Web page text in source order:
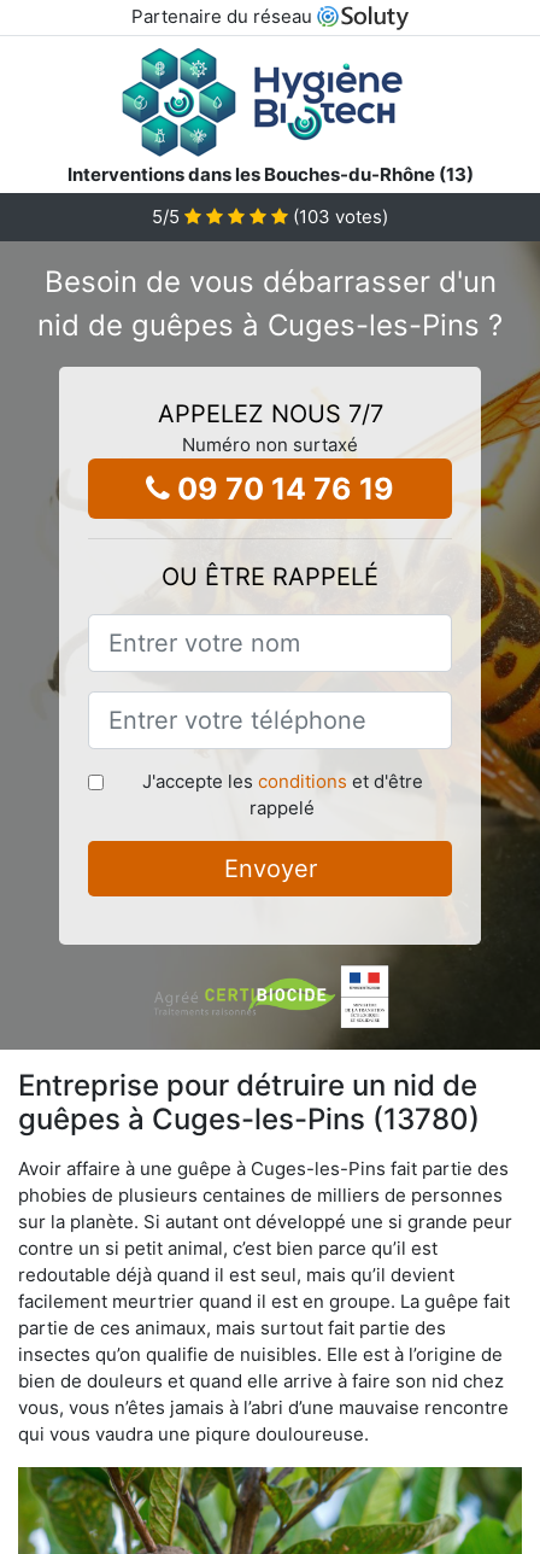
Partenaire du réseau
Interventions dans les Bouches-du-Rhône (13)
5/5 (103 votes)
Besoin de vous débarrasser d'un
nid de guêpes à Cuges-les-Pins ?
APPELEZ NOUS 7/7
Numéro non surtaxé
09 70 14 76 19
OU ÊTRE RAPPELÉ
J'accepte les conditions et d'être
rappelé
Envoyer
Entreprise pour détruire un nid de
guêpes à Cuges-les-Pins (13780)
Avoir affaire à une guêpe à Cuges-les-Pins fait partie des
phobies de plusieurs centaines de milliers de personnes
sur la planète. Si autant ont développé une si grande peur
contre un si petit animal, c’est bien parce qu’il est
redoutable déjà quand il est seul, mais qu’il devient
facilement meurtrier quand il est en groupe. La guêpe fait
partie de ces animaux, mais surtout fait partie des
insectes qu’on qualifie de nuisibles. Elle est à l’origine de
bien de douleurs et quand elle arrive à faire son nid chez
vous, vous n’êtes jamais à l’abri d’une mauvaise rencontre
qui vous vaudra une piqure douloureuse.